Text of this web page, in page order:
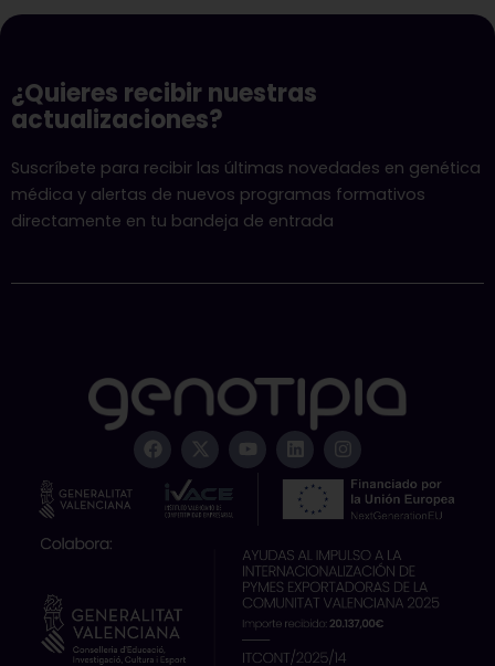
¿Quieres recibir nuestras
actualizaciones?
Suscríbete para recibir las últimas novedades en genética
médica y alertas de nuevos programas formativos
directamente en tu bandeja de entrada
F
a
c
X
-
t
w
i
Y
o
u
e
L
i
n
k
e
i
n
I
n
s
a
r
a
m